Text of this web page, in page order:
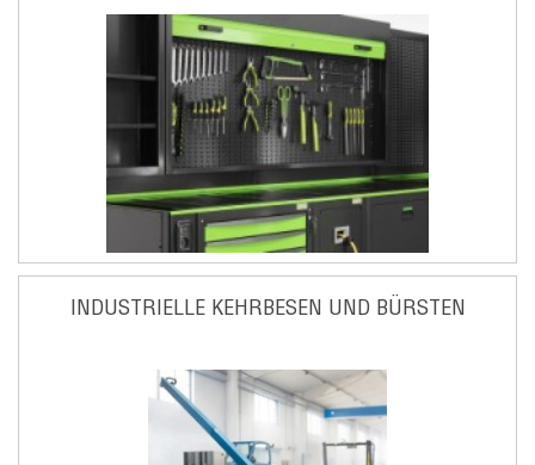
INDUSTRIELLE KEHRBESEN UND BÜRSTEN